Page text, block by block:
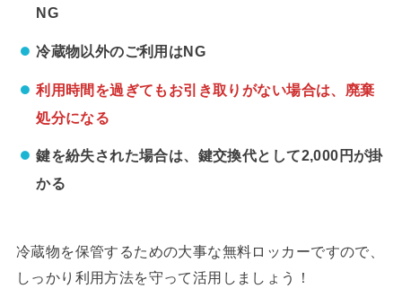
NG
冷蔵物以外のご利用はNG
利用時間を過ぎてもお引き取りがない場合は、廃棄
処分になる
鍵を紛失された場合は、鍵交換代として2,000円が掛
かる
冷蔵物を保管するための大事な無料ロッカーですので、
しっかり利用方法を守って活用しましょう！